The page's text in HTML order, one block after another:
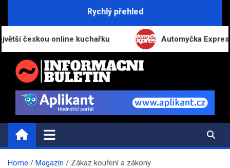
Rychlý přehled
online kuchařku Automyčka Express
INFORMAČNÍ-BULETIN.CZ
Novinky a informace
Home Magazín Zákaz kouření a zákony